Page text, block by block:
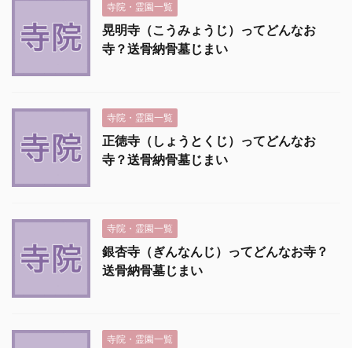
寺院・霊園一覧
晃明寺（こうみょうじ）ってどんなお
寺？送骨納骨墓じまい
寺院・霊園一覧
正徳寺（しょうとくじ）ってどんなお
寺？送骨納骨墓じまい
寺院・霊園一覧
銀杏寺（ぎんなんじ）ってどんなお寺？
送骨納骨墓じまい
寺院・霊園一覧